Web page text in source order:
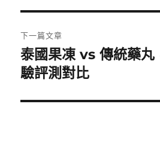
覽
文
章:
下一篇文章
下
一
文
泰國果凍 vs 傳統藥丸
驗評測對比